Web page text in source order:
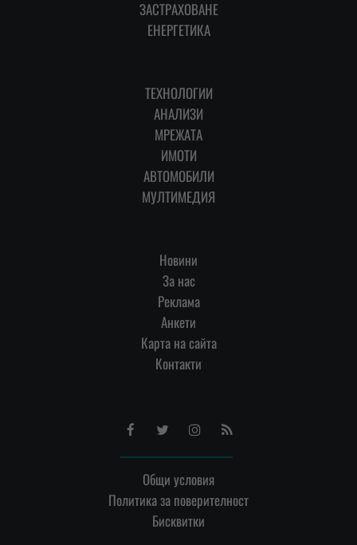
ЗАСТРАХОВАНЕ
ЕНЕРГЕТИКА
ТЕХНОЛОГИИ
АНАЛИЗИ
МРЕЖАТА
ИМОТИ
АВТОМОБИЛИ
МУЛТИМЕДИЯ
Новини
За нас
Реклама
Анкети
Карта на сайта
Контакти
FacebookTwitterInstagram
RSS
Общи условия
Политика за поверителност
Бисквитки